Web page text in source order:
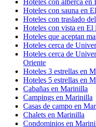
Hoteles con alberca en
Hoteles con sauna en
Hoteles con traslado
Hoteles con vista en El
Hoteles que aceptan
Hoteles cerca de
Hoteles cerca de
Oriente
Hoteles 3 estrellas en
Hoteles 5 estrellas en
Cabañas en Marinilla
Campings en Marinilla
Casas de campo en
Chalets en Marinilla
Condominios en